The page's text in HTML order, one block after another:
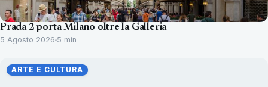
Prada 2 porta Milano oltre la Galleria
5 Agosto 2026 5 min
ARTE E CULTURA